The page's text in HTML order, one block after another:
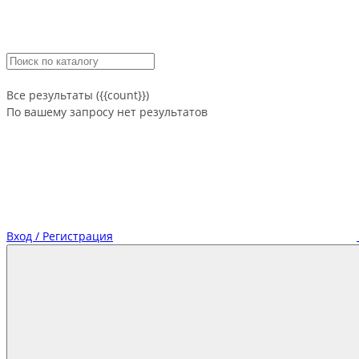
Все результаты ({{count}})
По вашему запросу нет результатов
Вход / Регистрация